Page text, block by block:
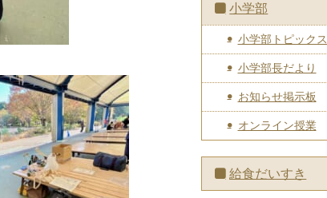
小学部
小学部トピックス
小学部長だより
お知らせ掲示板
オンライン授業
給食だいすき